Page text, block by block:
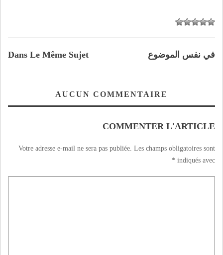
Dans Le Même Sujet في نفس الموضوع
AUCUN COMMENTAIRE
COMMENTER L'ARTICLE
Votre adresse e-mail ne sera pas publiée. Les champs obligatoires sont
indiqués avec
*